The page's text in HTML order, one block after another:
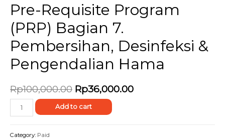
Pre-Requisite Program
(PRP) Bagian 7.
Pembersihan, Desinfeksi &
Pengendalian Hama
Rp100,000.00 Rp36,000.00
Add to cart
Category: Paid